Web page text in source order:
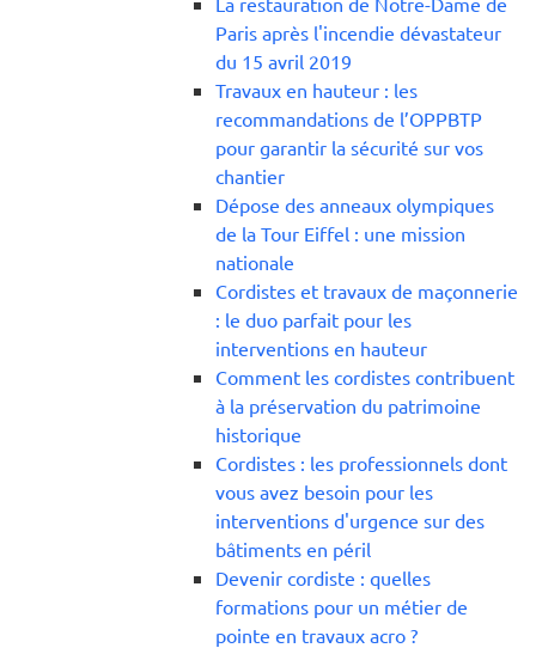
Paris après l'incendie dévastateur
du 15 avril 2019
Travaux en hauteur : les
recommandations de l’OPPBTP
pour garantir la sécurité sur vos
chantier
Dépose des anneaux olympiques
de la Tour Eiffel : une mission
nationale
Cordistes et travaux de maçonnerie
: le duo parfait pour les
interventions en hauteur
Comment les cordistes contribuent
à la préservation du patrimoine
historique
Cordistes : les professionnels dont
vous avez besoin pour les
interventions d'urgence sur des
bâtiments en péril
Devenir cordiste : quelles
formations pour un métier de
pointe en travaux acro ?